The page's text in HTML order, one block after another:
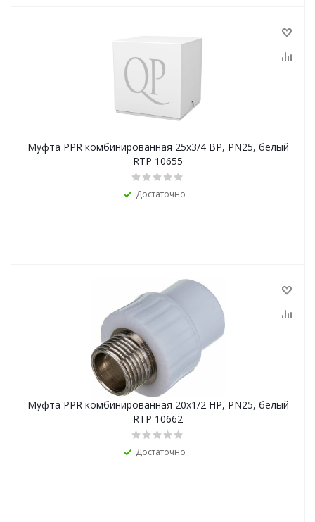
Муфта PPR комбинированная 25х3/4 BР, PN25, белый
RTP 10655
Достаточно
Муфта PPR комбинированная 20х1/2 НР, PN25, белый
RTP 10662
Достаточно